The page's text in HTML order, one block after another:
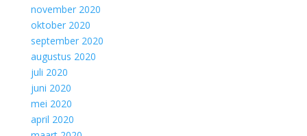
november 2020
oktober 2020
september 2020
augustus 2020
juli 2020
juni 2020
mei 2020
april 2020